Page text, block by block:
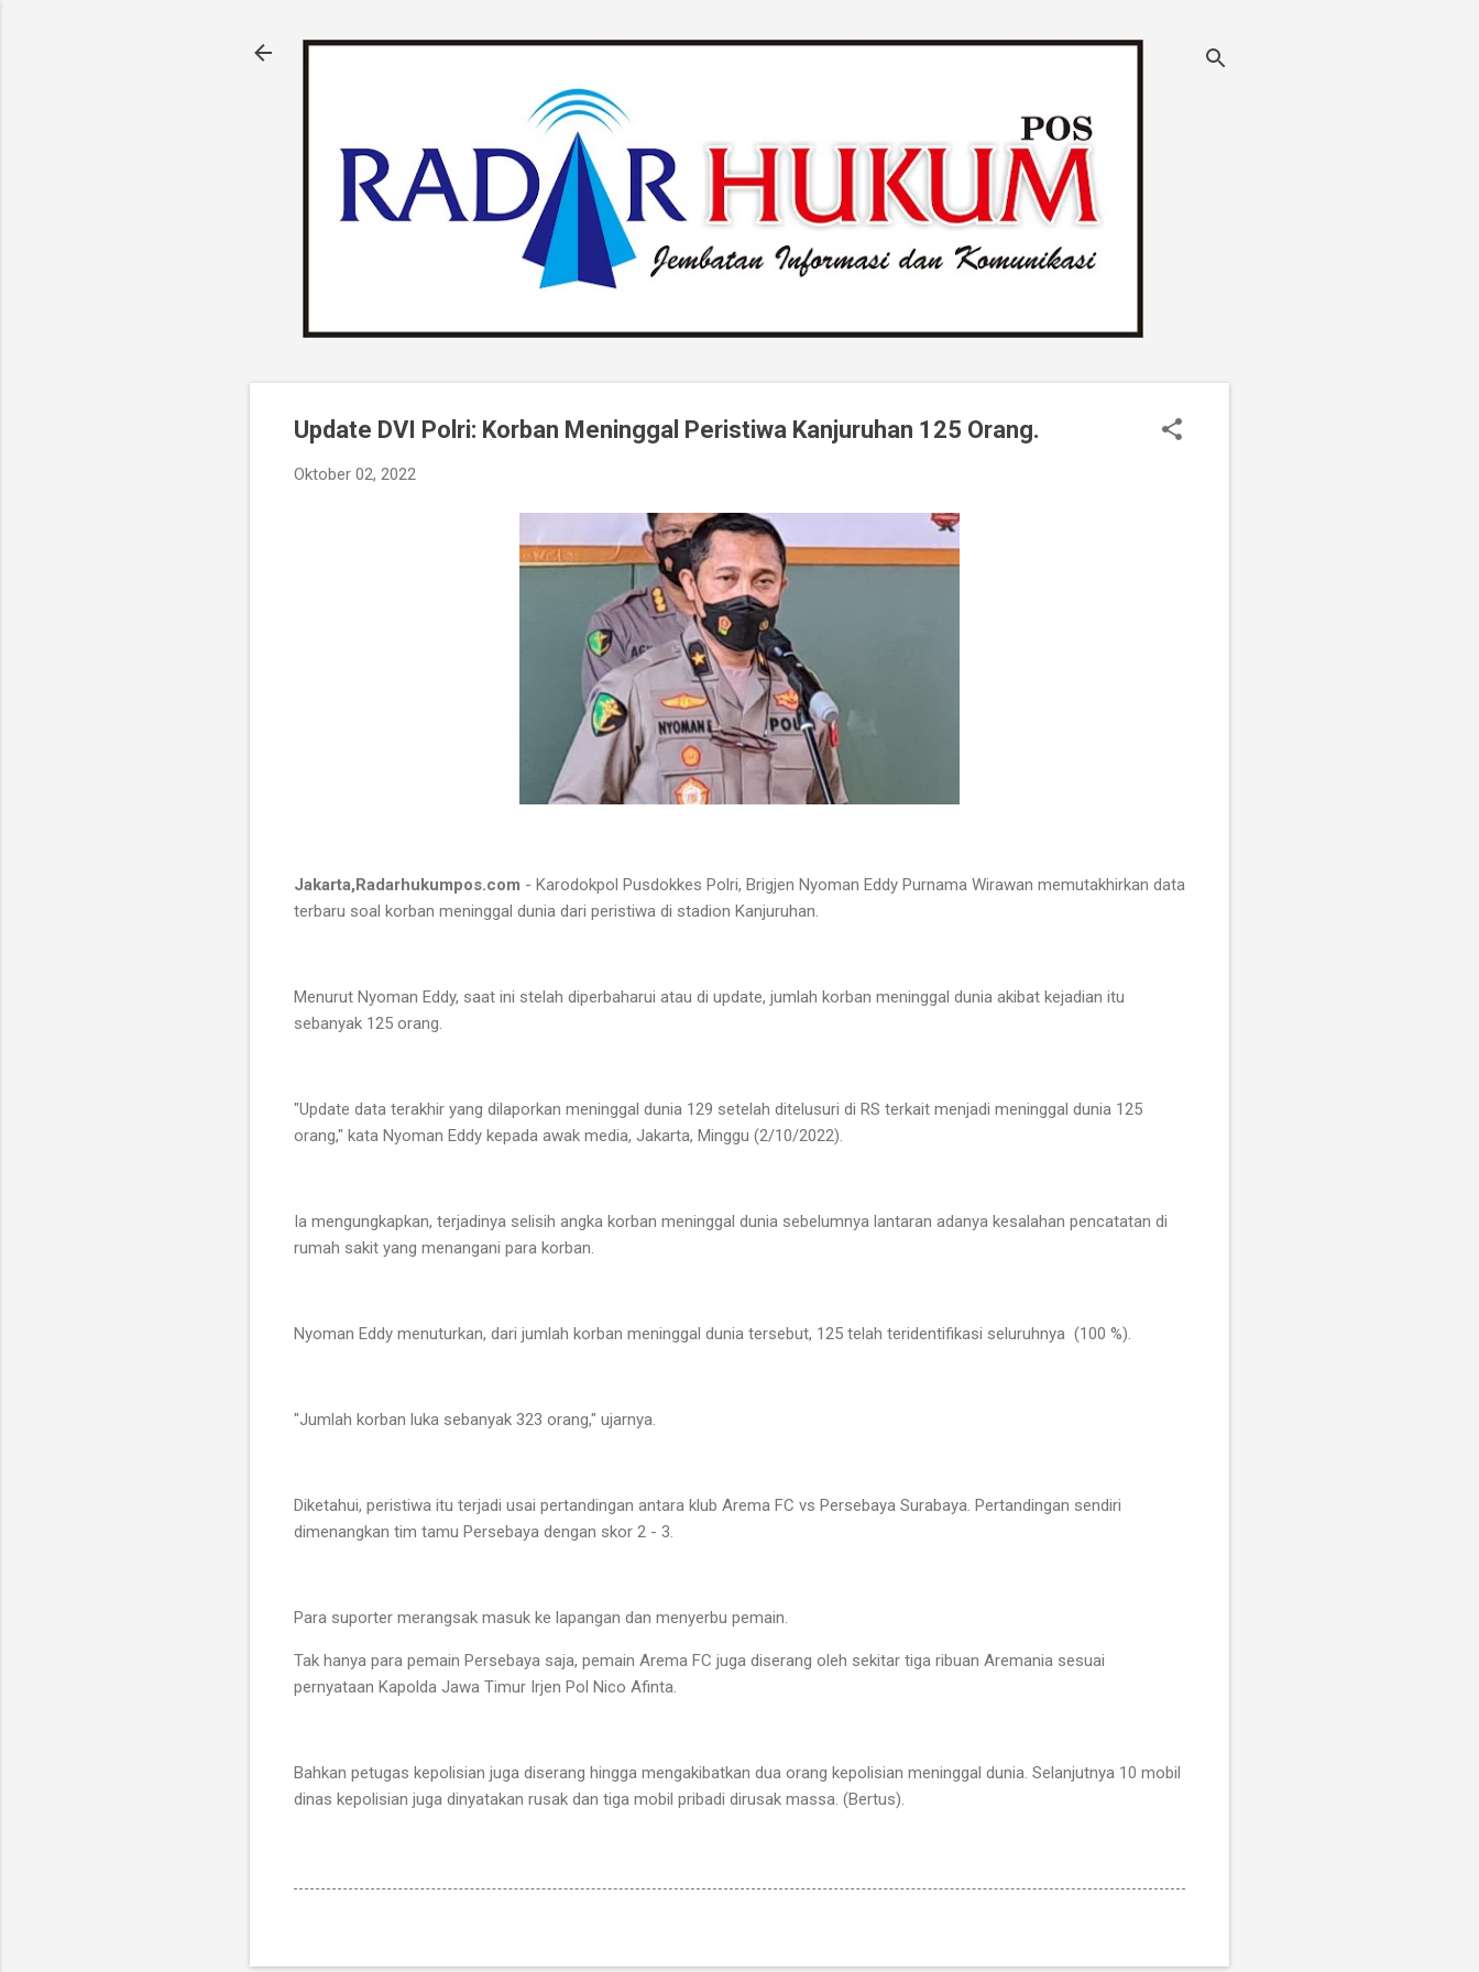
Update DVI Polri: Korban Meninggal Peristiwa Kanjuruhan 125 Orang.
Oktober 02, 2022
Jakarta,Radarhukumpos.com - Karodokpol Pusdokkes Polri, Brigjen Nyoman Eddy Purnama Wirawan memutakhirkan data
terbaru soal korban meninggal dunia dari peristiwa di stadion Kanjuruhan.
Menurut Nyoman Eddy, saat ini stelah diperbaharui atau di update, jumlah korban meninggal dunia akibat kejadian itu
sebanyak 125 orang.
"Update data terakhir yang dilaporkan meninggal dunia 129 setelah ditelusuri di RS terkait menjadi meninggal dunia 125
orang," kata Nyoman Eddy kepada awak media, Jakarta, Minggu (2/10/2022).
Ia mengungkapkan, terjadinya selisih angka korban meninggal dunia sebelumnya lantaran adanya kesalahan pencatatan di
rumah sakit yang menangani para korban.
Nyoman Eddy menuturkan, dari jumlah korban meninggal dunia tersebut, 125 telah teridentifikasi seluruhnya (100 %).
"Jumlah korban luka sebanyak 323 orang," ujarnya.
Diketahui, peristiwa itu terjadi usai pertandingan antara klub Arema FC vs Persebaya Surabaya. Pertandingan sendiri
dimenangkan tim tamu Persebaya dengan skor 2 - 3.
Para suporter merangsak masuk ke lapangan dan menyerbu pemain.
Tak hanya para pemain Persebaya saja, pemain Arema FC juga diserang oleh sekitar tiga ribuan Aremania sesuai
pernyataan Kapolda Jawa Timur Irjen Pol Nico Afinta.
Bahkan petugas kepolisian juga diserang hingga mengakibatkan dua orang kepolisian meninggal dunia. Selanjutnya 10 mobil
dinas kepolisian juga dinyatakan rusak dan tiga mobil pribadi dirusak massa. (Bertus).